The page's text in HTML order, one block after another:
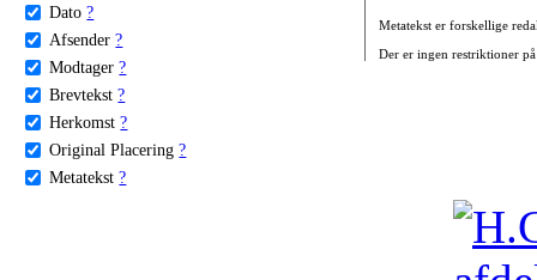
Dato ?
Afsender ?
Modtager ?
Brevtekst ?
Herkomst ?
Original Placering ?
Metatekst ?
Metatekst er forskellige
Der er ingen restriktioner